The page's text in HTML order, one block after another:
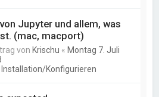
Jupyter und allem, was
(mac, macport)
von Krischu « Montag 7. Juli
Installation/Konfigurieren